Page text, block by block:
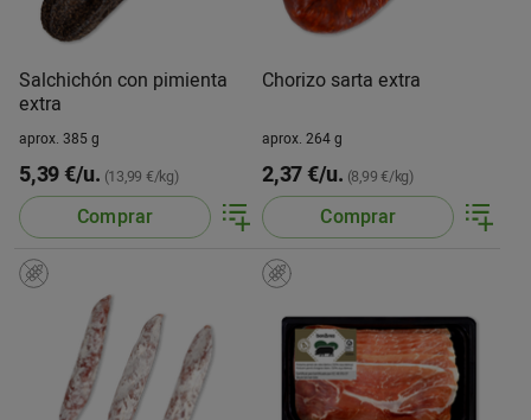
Salchichón con pimienta
extra
aprox. 385 g
5,39 €/u. (13,99 €/kg)
Comprar
Chorizo sarta extra
aprox. 264 g
2,37 €/u. (8,99 €/kg)
Comprar